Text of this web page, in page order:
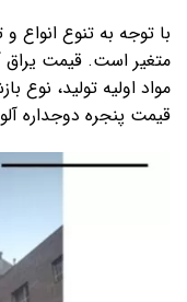
با توجه به تنوع انواع و
متغیر است. قیمت یراق
مواد اولیه تولید، نوع
قیمت پنجره دوجداره